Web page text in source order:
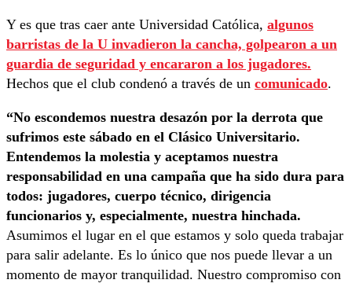
Y es que tras caer ante Universidad Católica, algunos
barristas de la U invadieron la cancha, golpearon a un
guardia de seguridad y encararon a los jugadores.
Hechos que el club condenó a través de un comunicado.
“No escondemos nuestra desazón por la derrota que
sufrimos este sábado en el Clásico Universitario.
Entendemos la molestia y aceptamos nuestra
responsabilidad en una campaña que ha sido dura para
todos: jugadores, cuerpo técnico, dirigencia
funcionarios y, especialmente, nuestra hinchada.
Asumimos el lugar en el que estamos y solo queda trabajar
para salir adelante. Es lo único que nos puede llevar a un
momento de mayor tranquilidad. Nuestro compromiso con